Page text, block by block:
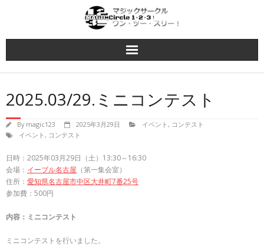
2025.03/29.ミニコンテスト
By magic123 2025年3月29日 イベント , コンテスト
イベント , コンテスト
日時：2025年03月29日（土）13:30～16:30
会場： イーブル名古屋 （第一集会室）
住所： 愛知県名古屋市中区大井町7番25号
参加費：500円
内容：ミニコンテスト
ミニコンテストを行いました。